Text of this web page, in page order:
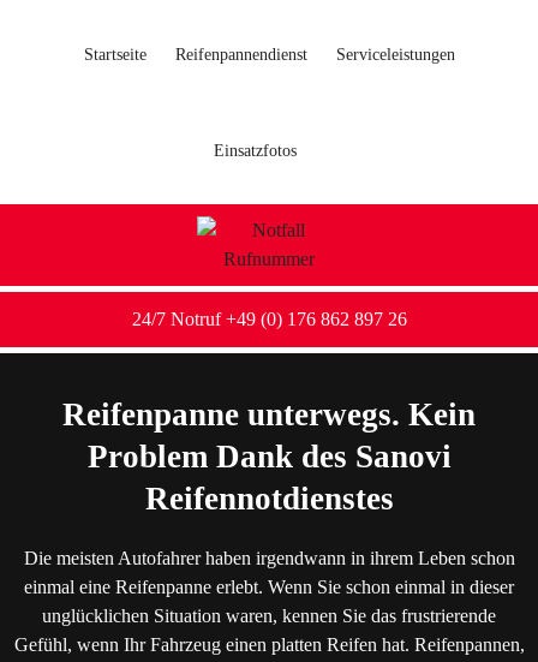
Startseite Reifenpannendienst Serviceleistungen
Einsatzfotos
24/7 Notruf +49 (0) 176 862 897 26
Reifenpanne unterwegs. Kein
Problem Dank des Sanovi
Reifennotdienstes
Die meisten Autofahrer haben irgendwann in ihrem Leben schon
einmal eine Reifenpanne erlebt. Wenn Sie schon einmal in dieser
unglücklichen Situation waren, kennen Sie das frustrierende
Gefühl, wenn Ihr Fahrzeug einen platten Reifen hat. Reifenpannen,